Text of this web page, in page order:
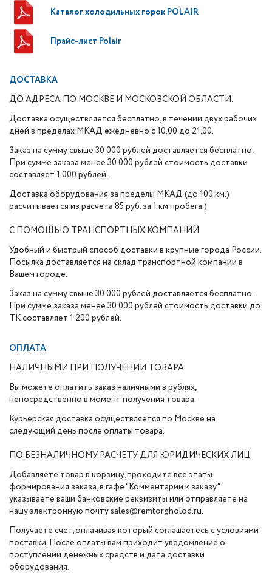
Каталог холодильных горок POLAIR
Прайс-лист Polair
ДОСТАВКА
ДО АДРЕСА ПО МОСКВЕ И МОСКОВСКОЙ ОБЛАСТИ.
Доставка осуществляется бесплатно, в течении двух рабочих
дней в пределах МКАД ежедневно с 10.00 до 21.00.
Заказ на сумму свыше 30 000 рублей доставляется бесплатно.
При сумме заказа менее 30 000 рублей стоимость доставки
составляет 1 000 рублей.
Доставка оборудования за пределы МКАД (до 100 км.)
расчитывается из расчета 85 руб. за 1 км пробега.)
С ПОМОЩЬЮ ТРАНСПОРТНЫХ КОМПАНИЙ
Удобный и быстрый способ доставки в крупные города России.
Посылка доставляется на склад транспортной компании в
Вашем городе.
Заказ на сумму свыше 30 000 рублей доставляется бесплатно.
При сумме заказа менее 30 000 рублей стоимость доставки до
ТК составляет 1 200 рублей.
ОПЛАТА
НАЛИЧНЫМИ ПРИ ПОЛУЧЕНИИ ТОВАРА
Вы можете оплатить заказ наличными в рублях,
непосредственно в момент получения товара.
Курьерская доставка осуществляется по Москве на
следующий день после оплаты товара.
ПО БЕЗНАЛИЧНОМУ РАСЧЕТУ ДЛЯ ЮРИДИЧЕСКИХ ЛИЦ
Добавляете товар в корзину, проходите все этапы
формирования заказа, в гафе "Комментарии к заказу"
указываете ваши банковские реквизиты или отправляете на
нашу электронную почту sales@remtorgholod.ru.
Получаете счет, оплачивая который соглашаетесь с условиями
поставки. После оплаты вам приходит уведомление о
поступлении денежных средств и дата доставки
оборудования.